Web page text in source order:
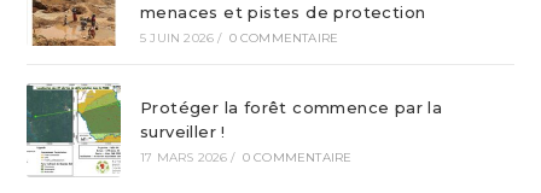
menaces et pistes de protection
5 JUIN 2026 / 0 COMMENTAIRE
Protéger la forêt commence par la
surveiller !
17 MARS 2026 / 0 COMMENTAIRE